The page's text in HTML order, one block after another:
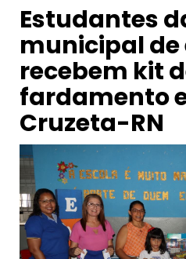
Estudantes
municipal de
recebem kit
fardamento
Cruzeta-RN